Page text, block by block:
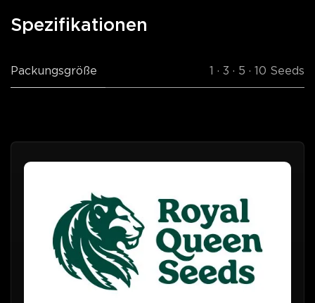
Spezifikationen
Packungsgröße 1 · 3 · 5 · 10 Seeds